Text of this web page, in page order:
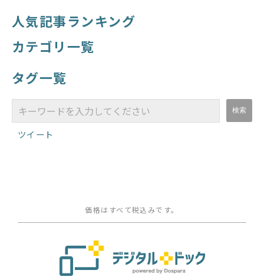
人気記事ランキング
カテゴリ一覧
タグ一覧
ツイート
価格はすべて税込みです。